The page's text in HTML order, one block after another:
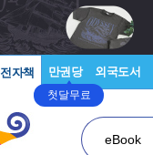
전자책 만권당
첫달무료
외국도서
eBook